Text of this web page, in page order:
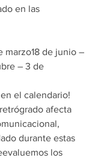
en las
marzo18 de junio –
– 3 de
en el calendario!
afecta
durante estas
los